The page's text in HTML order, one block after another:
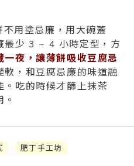
用塗忌廉，用大碗蓋
最少 3 ~ 4 小時定型，方
一夜，讓薄餅吸收豆腐忌
軟，和豆腐忌廉的味道融
。吃的時候才篩上抹茶
肥丁手工坊